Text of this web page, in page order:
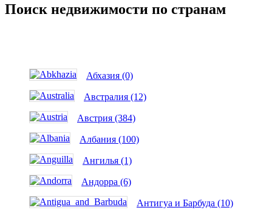
Поиск недвижимости по странам
Абхазия (0)
Австралия (12)
Австрия (384)
Албания (100)
Ангилья (1)
Андорра (6)
Антигуа и Барбуда (10)